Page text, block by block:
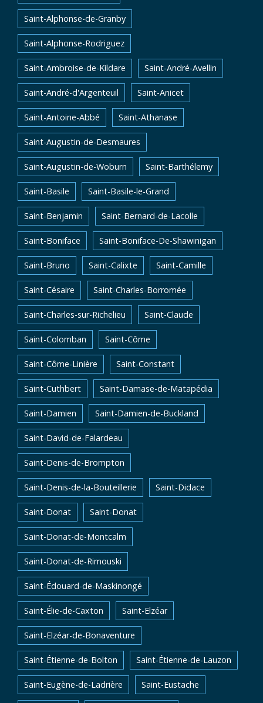
Saint-Alphonse-de-Granby
Saint-Alphonse-Rodriguez
Saint-Ambroise-de-Kildare Saint-André-Avellin
Saint-André-d'Argenteuil Saint-Anicet
Saint-Antoine-Abbé Saint-Athanase
Saint-Augustin-de-Desmaures
Saint-Augustin-de-Woburn Saint-Barthélemy
Saint-Basile Saint-Basile-le-Grand
Saint-Benjamin Saint-Bernard-de-Lacolle
Saint-Boniface Saint-Boniface-De-Shawinigan
Saint-Bruno Saint-Calixte Saint-Camille
Saint-Césaire Saint-Charles-Borromée
Saint-Charles-sur-Richelieu Saint-Claude
Saint-Colomban Saint-Côme
Saint-Côme-Linière Saint-Constant
Saint-Cuthbert Saint-Damase-de-Matapédia
Saint-Damien Saint-Damien-de-Buckland
Saint-David-de-Falardeau
Saint-Denis-de-Brompton
Saint-Denis-de-la-Bouteillerie Saint-Didace
Saint-Donat Saint-Donat
Saint-Donat-de-Montcalm
Saint-Donat-de-Rimouski
Saint-Édouard-de-Maskinongé
Saint-Élie-de-Caxton Saint-Elzéar
Saint-Elzéar-de-Bonaventure
Saint-Étienne-de-Bolton Saint-Étienne-de-Lauzon
Saint-Eugène-de-Ladrière Saint-Eustache